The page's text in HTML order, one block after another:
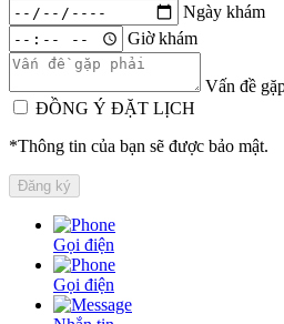
Ngày khám
Giờ khám
Vấn đề
ĐỒNG Ý ĐẶT LỊCH
*Thông tin của bạn sẽ được bảo mật.
Gọi điện
Gọi điện